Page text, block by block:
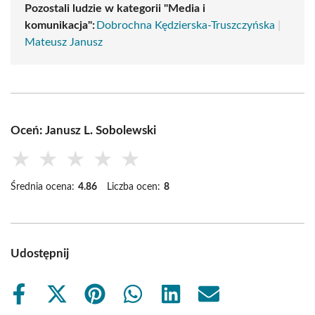
Pozostali ludzie w kategorii "Media i
komunikacja": Dobrochna Kędzierska-Truszczyńska
Mateusz Janusz
Oceń: Janusz L. Sobolewski
★ ★ ★ ★ ★
Średnia ocena: 4.86 Liczba ocen: 8
Udostępnij
Share
Share
Share
Share
Share
Share